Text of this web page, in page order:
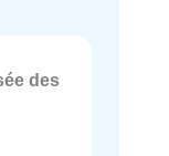
des